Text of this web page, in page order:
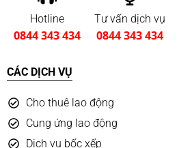
Hotline
0844 343 434
Tư vấn dịch vụ
0844 343 434
CÁC DỊCH VỤ
Cho thuê lao động
Cung ứng lao động
Dịch vụ bốc xếp